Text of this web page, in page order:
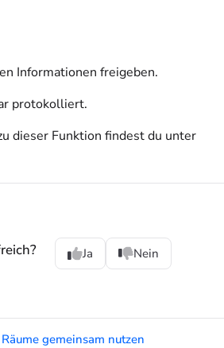
Informationen freigeben.
protokolliert.
dieser Funktion findest du unter
Ja Nein
gemeinsam nutzen